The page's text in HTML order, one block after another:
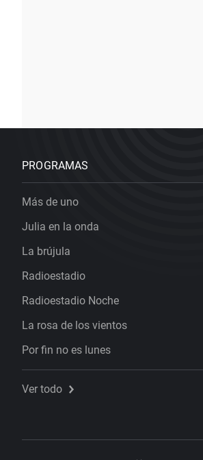
PROGRAMAS
Más de uno
Julia en la onda
La brújula
Radioestadio
Radioestadio Noche
La rosa de los vientos
Por fin no es lunes
Ver todo